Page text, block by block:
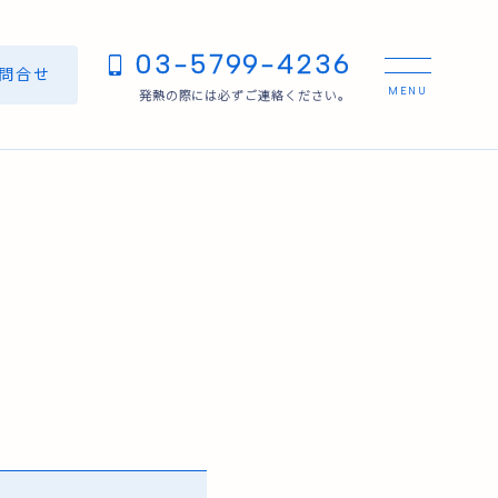
合せ 03-5799-4236
発熱の際には必ずご連絡ください。